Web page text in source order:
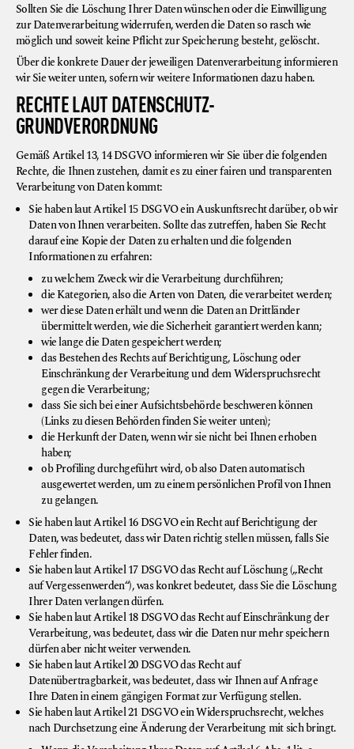
Sollten Sie die Löschung Ihrer Daten wünschen oder die Einwilligung
zur Datenverarbeitung widerrufen, werden die Daten so rasch wie
möglich und soweit keine Pflicht zur Speicherung besteht, gelöscht.
Über die konkrete Dauer der jeweiligen Datenverarbeitung informieren
wir Sie weiter unten, sofern wir weitere Informationen dazu haben.
RECHTE LAUT DATENSCHUTZ-
GRUNDVERORDNUNG
Gemäß Artikel 13, 14 DSGVO informieren wir Sie über die folgenden
Rechte, die Ihnen zustehen, damit es zu einer fairen und transparenten
Verarbeitung von Daten kommt:
Sie haben laut Artikel 15 DSGVO ein Auskunftsrecht darüber, ob wir
Daten von Ihnen verarbeiten. Sollte das zutreffen, haben Sie Recht
darauf eine Kopie der Daten zu erhalten und die folgenden
Informationen zu erfahren:
zu welchem Zweck wir die Verarbeitung durchführen;
die Kategorien, also die Arten von Daten, die verarbeitet werden;
wer diese Daten erhält und wenn die Daten an Drittländer
übermittelt werden, wie die Sicherheit garantiert werden kann;
wie lange die Daten gespeichert werden;
das Bestehen des Rechts auf Berichtigung, Löschung oder
Einschränkung der Verarbeitung und dem Widerspruchsrecht
gegen die Verarbeitung;
dass Sie sich bei einer Aufsichtsbehörde beschweren können
(Links zu diesen Behörden finden Sie weiter unten);
die Herkunft der Daten, wenn wir sie nicht bei Ihnen erhoben
haben;
ob Profiling durchgeführt wird, ob also Daten automatisch
ausgewertet werden, um zu einem persönlichen Profil von Ihnen
zu gelangen.
Sie haben laut Artikel 16 DSGVO ein Recht auf Berichtigung der
Daten, was bedeutet, dass wir Daten richtig stellen müssen, falls Sie
Fehler finden.
Sie haben laut Artikel 17 DSGVO das Recht auf Löschung („Recht
auf Vergessenwerden“), was konkret bedeutet, dass Sie die Löschung
Ihrer Daten verlangen dürfen.
Sie haben laut Artikel 18 DSGVO das Recht auf Einschränkung der
Verarbeitung, was bedeutet, dass wir die Daten nur mehr speichern
dürfen aber nicht weiter verwenden.
Sie haben laut Artikel 20 DSGVO das Recht auf
Datenübertragbarkeit, was bedeutet, dass wir Ihnen auf Anfrage
Ihre Daten in einem gängigen Format zur Verfügung stellen.
Sie haben laut Artikel 21 DSGVO ein Widerspruchsrecht, welches
nach Durchsetzung eine Änderung der Verarbeitung mit sich bringt.